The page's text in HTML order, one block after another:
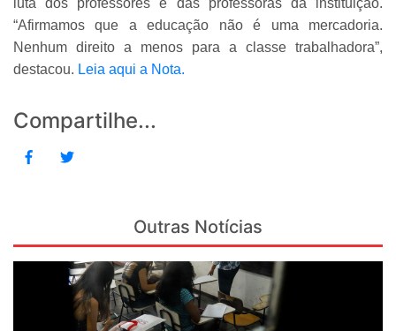
luta dos professores e das professoras da instituição.
“Afirmamos que a educação não é uma mercadoria.
Nenhum direito a menos para a classe trabalhadora”,
destacou. Leia aqui a Nota.
Compartilhe...
Outras Notícias